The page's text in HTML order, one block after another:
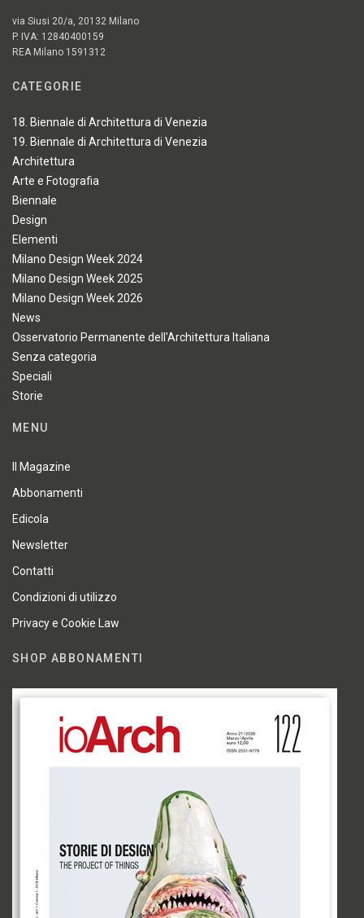
via Siusi 20/a, 20132 Milano
P. IVA: 12840400159
REA Milano 1591312
CATEGORIE
18. Biennale di Architettura di Venezia
19. Biennale di Architettura di Venezia
Architettura
Arte e Fotografia
Biennale
Design
Elementi
Milano Design Week 2024
Milano Design Week 2025
Milano Design Week 2026
News
Osservatorio Permanente dell'Architettura Italiana
Senza categoria
Speciali
Storie
MENU
Il Magazine
Abbonamenti
Edicola
Newsletter
Contatti
Condizioni di utilizzo
Privacy e Cookie Law
SHOP ABBONAMENTI